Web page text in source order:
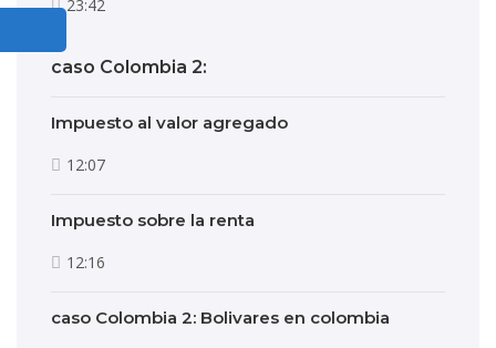
23:42
caso Colombia 2:
Impuesto al valor agregado
12:07
Impuesto sobre la renta
12:16
caso Colombia 2: Bolivares en colombia